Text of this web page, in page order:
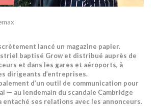
lancé un magazine papier.
baptisé Grow et distribué auprès de
et dans les gares et aéroports, à
dirigeants d’entreprises.
d’un outil de communication pour
— au lendemain du scandale Cambridge
entaché ses relations avec les annonceurs.